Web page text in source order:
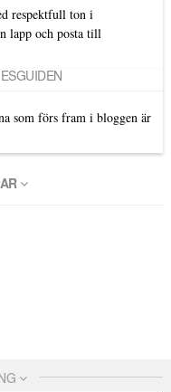
respektfull ton i
lapp och posta till
som förs fram i bloggen är